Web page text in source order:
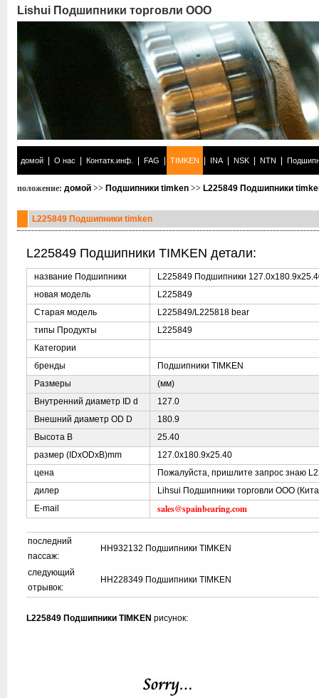
Lishui Подшипники торговли ООО
домой О нас Контатк.инф. FAG TIMKEN INA NSK NTN
положение: домой >> Подшипники timken >> L225849 Подшипники
L225849 Подшипники timken
L225849 Подшипники TIMKEN детали:
название Подшипники
L225849 Подшипники
новая модель
L225849
Старая модель
L225849/L225818 bear
типы Продукты
L225849
Категории
бренды
Подшипники TIMKEN
Размеры
(мм)
Внутренний диаметр ID d
127.0
Внешний диаметр OD D
180.9
Высота B
25.40
размер (IDxODxB)mm
127.0x180.9x25.40
цена
Пожалуйста, пришлите запрос знаю
дилер
Lihsui Подшипники торговли ООО
E-mail
sales@spainbearing.com
последний
пассаж:
HH932132 Подшипники TIMKEN
следующий
отрывок:
HH228349 Подшипники TIMKEN
L225849 Подшипники TIMKEN рисунок: